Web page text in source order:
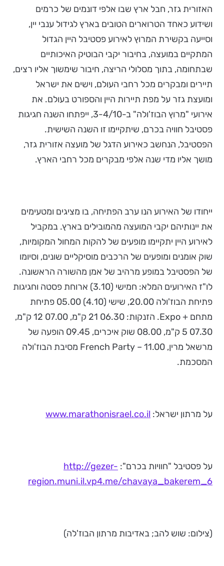
האזורית גזר, חבל ארץ שבו אלפי דונמים של כרמים
ושידוע כאחד הטרוארים הטובים בארץ לגידול ענבי יין,
וסייעה בקשירת המרוץ לאירוע פסטיבל היין הגדול
המתקיים במועצה, בחיבור יקבי הבוטיק האיכותיים
שבתחומה, בתוך מסלולי הריצה, חיבור שימשוך אליו רצים,
תיירים ומבקרים מכל רחבי העולם, וישים את ישראל
ומועצת גזר על מפת תיירות היין והספורט בעולם. את
אירועי "מרוץ הבוז'ולה" ב-3-4/10, ייפתחו השנה חגיגות
פסטיבל חוויה בכרם, שיתקיימו זו השנה השישית.
הפסטיבל, הנחשב כאירוע הדגל של מועצה אזורית גזר,
מושך אליו מדי שנה אלפי מבקרים מכל רחבי הארץ.
ייחודו של האירוע הנו ערב הפתיחה, בו מציגים ומטעימים
את יינותיהם יקבי המועצה מהמובילים בארץ. במקביל
לאירוע היין יתקיימו מופעים של להקות המחול המקומיות,
שוק אומנים ומופעים של הרכבים מוסיקליים שונים, וסיומו
של הפסטיבל במופע מרהיב של אמן מהשורה הראשונה.
לו"ז האירועים המלא: חמישי (3.10) ארוחת פסטה וחגיגות
פתיחת הבוז'ולה 20.00, שישי (4.10) 05.00 פתיחת
מתחם + Expo. הזנקות: 06.30 21 ק"מ, 07.00 12 ק"מ,
07.30 5 ק"מ, 08.00 שוק איכרים, 09.45 הופעה של
מרשאל מרין, 11.00 – French Party מסיבת הבוז'ולה
המסכמת.
על מרתון ישראל: www.marathonisrael.co.il
על פסטיבל "חוויות בכרם": http://gezer-
region.muni.il.vp4.me/chavaya_bakerem_6
(צילום: שוש להב; באדיבות מרתון הבוז'לה)